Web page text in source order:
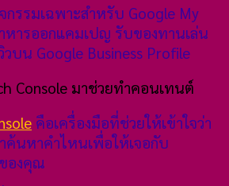
รรมเฉพาะสำหรับ Google My
หารออกแคมเปญ รับของทานเล่น
บน Google Business Profile
Console มาช่วยทำคอนเทนต์
คือเครื่องมือที่ช่วยให้เข้าใจว่า
ค้นหาคำไหนเพื่อให้เจอกับ
องคุณ​